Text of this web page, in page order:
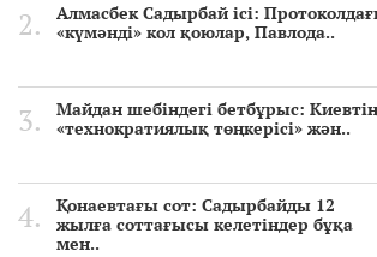
Алмасбек Садырбай ісі:
«күмәнді» кол қоюлар, Павлода..
Майдан шебіндегі бетбұрыс: Киевтің
«технократиялық төңкерісі» жән..
Қонаевтағы сот: Садырбайды 12
жылға соттағысы келетіндер бұқа
мен..